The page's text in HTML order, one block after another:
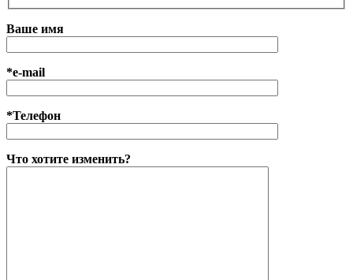
Ваше имя
*e-mail
*Телефон
Что хотите изменить?